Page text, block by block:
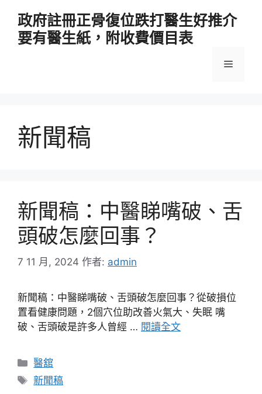
政府註冊正骨復位跌打醫生好推介
要有醫生紙，附收費價目表
選
新聞稿
新聞稿：中醫睇嘴破、舌
頭破怎麼回事？
7 11 月, 2024 作者: admin
新聞稿：中醫睇嘴破、舌頭破怎麼回事？從破損位
置看健康問題，2個穴位助改善火氣大、失眠 嘴
破、舌頭破是許多人曾經 … 閱讀全文
分
類
醫舘
標
新聞稿